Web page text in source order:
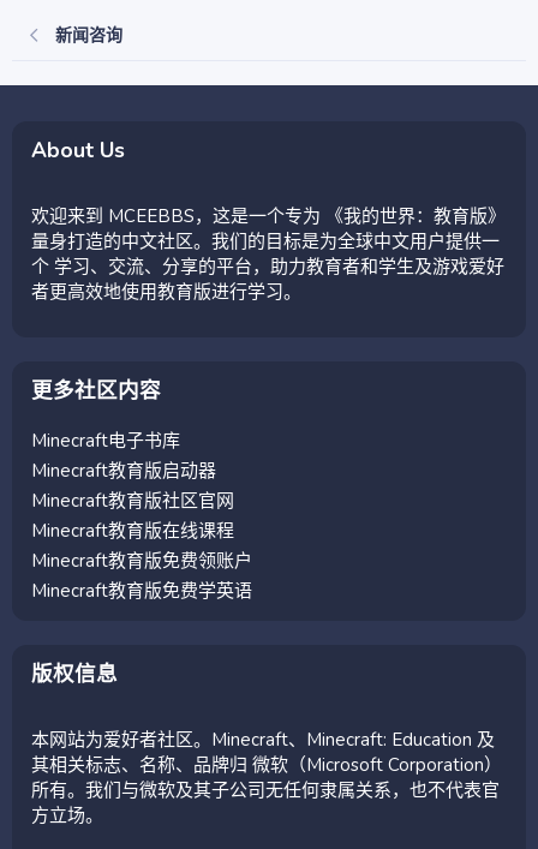
新闻咨询
About Us
欢迎来到 MCEEBBS，这是一个专为 《我的世界：教育版》
量身打造的中文社区。我们的目标是为全球中文用户提供一
个 学习、交流、分享的平台，助力教育者和学生及游戏爱好
者更高效地使用教育版进行学习。
更多社区内容
Minecraft电子书库
Minecraft教育版启动器
Minecraft教育版社区官网
Minecraft教育版在线课程
Minecraft教育版免费领账户
Minecraft教育版免费学英语
版权信息
本网站为爱好者社区。Minecraft、Minecraft: Education 及
其相关标志、名称、品牌归 微软（Microsoft Corporation）
所有。我们与微软及其子公司无任何隶属关系，也不代表官
方立场。